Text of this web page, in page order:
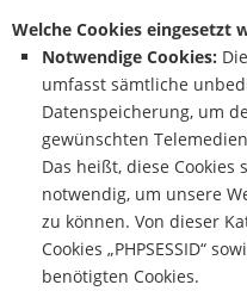
Welche Cookies eingesetzt
Notwendige Cookies:
umfasst sämtliche
Datenspeicherung, um
gewünschten
Das heißt, diese
notwendig, um unsere
zu können. Von dieser
Cookies „PHPSESSID“
benötigten Cookies.